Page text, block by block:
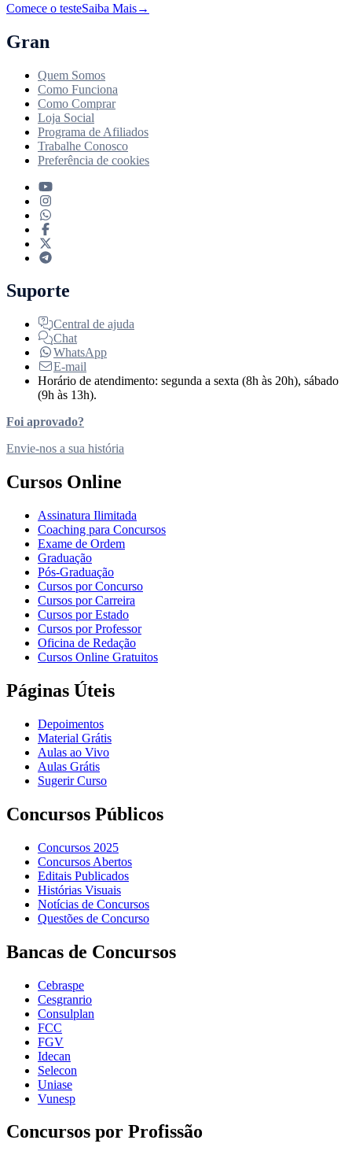
Comece o testeSaiba Mais→
Gran
Quem Somos
Como Funciona
Como Comprar
Loja Social
Programa de Afiliados
Trabalhe Conosco
Preferência de cookies
Suporte
Central de ajuda
Chat
WhatsApp
E-mail
Horário de atendimento: segunda a sexta (8h às 20h), sábado
(9h às 13h).
Foi aprovado?
Envie-nos a sua história
Cursos Online
Assinatura Ilimitada
Coaching para Concursos
Exame de Ordem
Graduação
Pós-Graduação
Cursos por Concurso
Cursos por Carreira
Cursos por Estado
Cursos por Professor
Oficina de Redação
Cursos Online Gratuitos
Páginas Úteis
Depoimentos
Material Grátis
Aulas ao Vivo
Aulas Grátis
Sugerir Curso
Concursos Públicos
Concursos 2025
Concursos Abertos
Editais Publicados
Histórias Visuais
Notícias de Concursos
Questões de Concurso
Bancas de Concursos
Cebraspe
Cesgranrio
Consulplan
FCC
FGV
Idecan
Selecon
Uniase
Vunesp
Concursos por Profissão